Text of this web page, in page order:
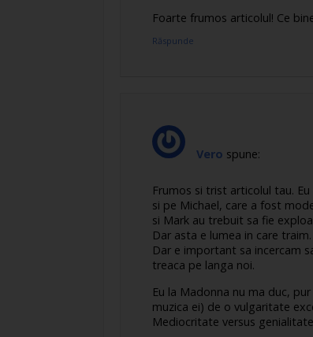
Foarte frumos articolul! Ce
Răspunde
Vero spune:
Frumos si trist articolul tau.
si pe Michael, care a fost
si Mark au trebuit sa fie
Dar asta e lumea in care traim.
Dar e important sa incercam
treaca pe langa noi.
Eu la Madonna nu ma duc,
muzica ei) de o vulgaritate
Mediocritate versus